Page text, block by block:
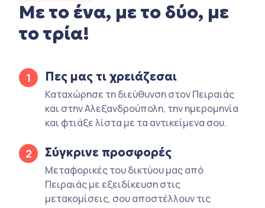
Με το ένα, με το δύο, με
το τρία!
1 Πες μας τι χρειάζεσαι
Καταχώρησε τη διεύθυνση στον Πειραιάς
και στην Αλεξανδρούπολη, την ημερομηνία
και φτιάξε λίστα με τα αντικείμενα σου.
2 Σύγκρινε προσφορές
Μεταφορικές του δικτύου μας από
Πειραιάς με εξειδίκευση στις
μετακομίσεις, σου αποστέλλουν τις